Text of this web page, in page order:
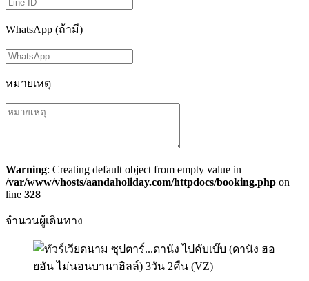
WhatsApp (ถ้ามี)
หมายเหตุ
Warning: Creating default object from empty value in
/var/www/vhosts/aandaholiday.com/httpdocs/booking.php on
line 328
จำนวนผู้เดินทาง